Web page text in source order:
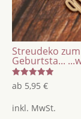
Streudeko
Geburtsta...
Bewertet
mit
von 5
ab 5,95 €
inkl. MwSt.